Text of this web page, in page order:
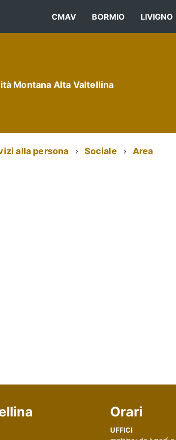
CMAV BORMIO LIVIGNO
Montana Alta Valtellina
alla persona Sociale
Area
Orari
UFFICI